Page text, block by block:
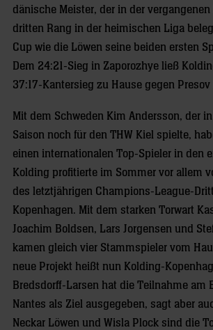
dänische Meister, der in der vergangenen
dritten Rang in der heimischen Liga
Cup wie die Löwen seine beiden ersten
Dem 24:21-Sieg in Zaporozhye ließ
37:17-Kantersieg zu Hause gegen Presov
Mit dem Schweden Kim Andersson, der
Saison noch für den THW Kiel spielte,
einen internationalen Top-Spieler in den
Kolding profitierte im Sommer vor allem
des letztjährigen Champions-League-
Kopenhagen. Mit dem starken Torwart
Joachim Boldsen, Lars Jorgensen und
kamen gleich vier Stammspieler vom
neue Projekt heißt nun Kolding-
Bredsdorff-Larsen hat die Teilnahme am
Nantes als Ziel ausgegeben, sagt aber
Neckar Löwen und Wisla Plock sind die